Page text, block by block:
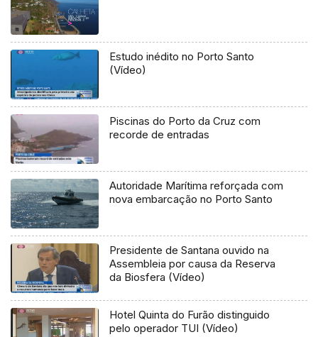
Estudo inédito no Porto Santo
(Vídeo)
Piscinas do Porto da Cruz com
recorde de entradas
Autoridade Marítima reforçada com
nova embarcação no Porto Santo
Presidente de Santana ouvido na
Assembleia por causa da Reserva
da Biosfera (Vídeo)
Hotel Quinta do Furão distinguido
pelo operador TUI (Vídeo)